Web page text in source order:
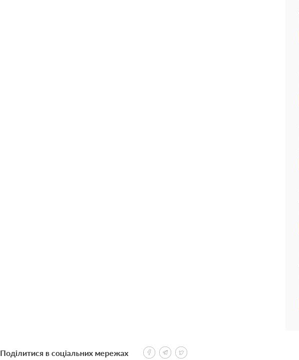
Поділитися в соціальних мережах